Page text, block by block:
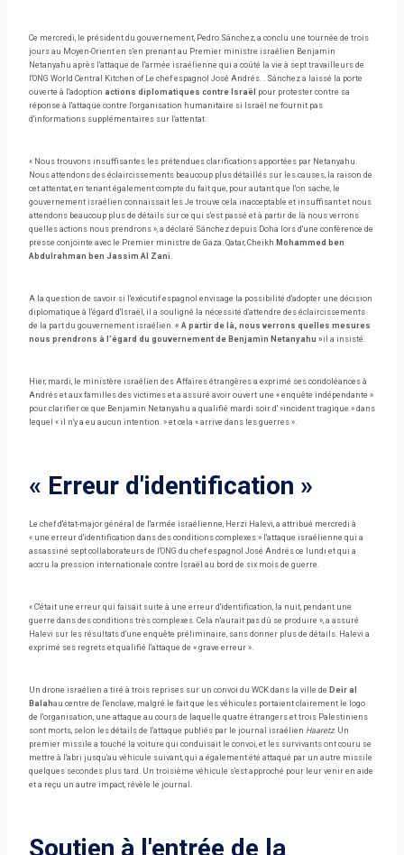
Ce mercredi, le président du gouvernement, Pedro Sánchez, a conclu une tournée de trois
jours au Moyen-Orient en s'en prenant au Premier ministre israélien Benjamin
Netanyahu après l'attaque de l'armée israélienne qui a coûté la vie à sept travailleurs de
l'ONG World Central Kitchen of Le chef espagnol José Andrés. . Sánchez a laissé la porte
ouverte à l'adoption actions diplomatiques contre Israël pour protester contre sa
réponse à l'attaque contre l'organisation humanitaire si Israël ne fournit pas
d'informations supplémentaires sur l'attentat.
« Nous trouvons insuffisantes les prétendues clarifications apportées par Netanyahu.
Nous attendons des éclaircissements beaucoup plus détaillés sur les causes, la raison de
cet attentat, en tenant également compte du fait que, pour autant que l'on sache, le
gouvernement israélien connaissait les Je trouve cela inacceptable et insuffisant et nous
attendons beaucoup plus de détails sur ce qui s'est passé et à partir de là nous verrons
quelles actions nous prendrons », a déclaré Sánchez depuis Doha lors d'une conférence de
presse conjointe avec le Premier ministre de Gaza. Qatar, Cheikh Mohammed ben
Abdulrahman ben Jassim Al Zani.
A la question de savoir si l'exécutif espagnol envisage la possibilité d'adopter une décision
diplomatique à l'égard d'Israël, il a souligné la nécessité d'attendre des éclaircissements
de la part du gouvernement israélien. « A partir de là, nous verrons quelles mesures
nous prendrons à l'égard du gouvernement de Benjamin Netanyahu »il a insisté.
Hier, mardi, le ministère israélien des Affaires étrangères a exprimé ses condoléances à
Andrés et aux familles des victimes et a assuré avoir ouvert une « enquête indépendante »
pour clarifier ce que Benjamin Netanyahu a qualifié mardi soir d' »incident tragique » dans
lequel « il n'y a eu aucun intention. » et cela « arrive dans les guerres ».
« Erreur d'identification »
Le chef d'état-major général de l'armée israélienne, Herzi Halevi, a attribué mercredi à
« une erreur d'identification dans des conditions complexes » l'attaque israélienne qui a
assassiné sept collaborateurs de l'ONG du chef espagnol José Andrés ce lundi et qui a
accru la pression internationale contre Israël au bord de six mois de guerre.
« C'était une erreur qui faisait suite à une erreur d'identification, la nuit, pendant une
guerre dans des conditions très complexes. Cela n'aurait pas dû se produire », a assuré
Halevi sur les résultats d'une enquête préliminaire, sans donner plus de détails. Halevi a
exprimé ses regrets et qualifié l'attaque de « grave erreur ».
Un drone israélien a tiré à trois reprises sur un convoi du WCK dans la ville de Deir al
Balahau centre de l'enclave, malgré le fait que les véhicules portaient clairement le logo
de l'organisation, une attaque au cours de laquelle quatre étrangers et trois Palestiniens
sont morts, selon les détails de l'attaque publiés par le journal israélien Haaretz. Un
premier missile a touché la voiture qui conduisait le convoi, et les survivants ont couru se
mettre à l'abri jusqu'au véhicule suivant, qui a également été attaqué par un autre missile
quelques secondes plus tard. Un troisième véhicule s'est approché pour leur venir en aide
et a reçu un autre impact, révèle le journal.
Soutien à l'entrée de la